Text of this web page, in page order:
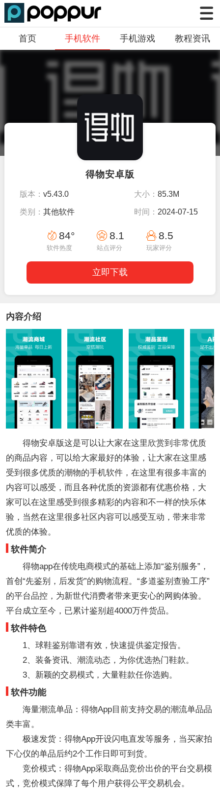
首页 手机软件 手机游戏 教程资讯
得物安卓版
版本：v5.43.0 大小：85.3M
类别：其他软件 时间： 2024-07-15
14:50:02
84°
软件热度
8.1
站点评分
8.5
玩家评分
立即下载
内容介绍
得物安卓版这是可以让大家在这里欣赏到非常优质
的商品内容，可以给大家最好的体验，让大家在这里感
受到很多优质的潮物的手机软件，在这里有很多丰富的
内容可以感受，而且各种优质的资源都有优惠价格，大
家可以在这里感受到很多精彩的内容和不一样的快乐体
验，当然在这里很多社区内容可以感受互动，带来非常
优质的体验。
软件简介
得物app在传统电商模式的基础上添加“鉴别服务”，
首创“先鉴别，后发货”的购物流程。“多道鉴别查验工序”
的平台品控，为新世代消费者带来更安心的网购体验。
平台成立至今，已累计鉴别超4000万件货品。
软件特色
1、球鞋鉴别靠谱有效，快速提供鉴定报告。
2、装备资讯、潮流动态，为你优选热门鞋款。
3、新颖的交易模式，大量鞋款任你选购。
软件功能
海量潮流单品：得物App目前支持交易的潮流单品品
类丰富。
极速发货：得物App开设闪电直发等服务，当买家拍
下心仪的单品后约2个工作日即可到货。
竞价模式：得物App采取商品竞价出价的平台交易模
式，竞价模式保障了每个用户获得公平交易机会。